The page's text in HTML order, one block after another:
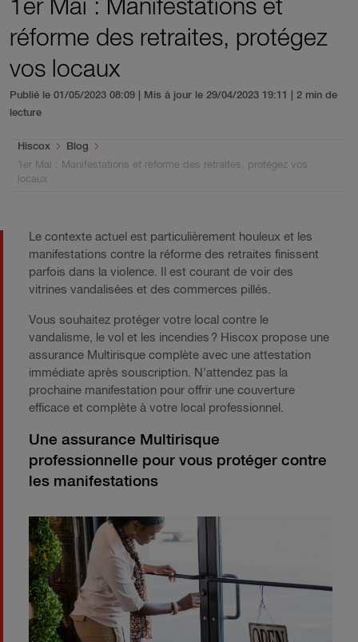
1er Mai : Manifestations et
réforme des retraites, protégez
vos locaux
Publié le 01/05/2023 08:09 | Mis à jour le 29/04/2023 19:11
| 2 min de
lecture
You are here:
Hiscox
Blog
1er Mai : Manifestations et réforme des retraites, protégez vos
locaux
Le contexte actuel est particulièrement houleux et les
manifestations contre la réforme des retraites finissent
parfois dans la violence. Il est courant de voir des
vitrines vandalisées et des commerces pillés.
Vous souhaitez protéger votre local contre le
vandalisme, le vol et les incendies ? Hiscox propose une
assurance Multirisque complète avec une attestation
immédiate après souscription. N’attendez pas la
prochaine manifestation pour offrir une couverture
efficace et complète à votre local professionnel.
Une assurance Multirisque
professionnelle pour vous protéger contre
les manifestations